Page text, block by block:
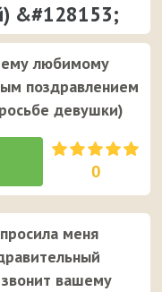
&#128153;
любимому
поздравлением
девушки)
0
меня
вашему